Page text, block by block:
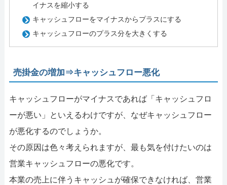
イナスを縮小する
キャッシュフローをマイナスからプラスにする
キャッシュフローのプラス分を大きくする
売掛金の増加⇒キャッシュフロー悪化
キャッシュフローがマイナスであれば「キャッシュフロ
ーが悪い」といえるわけですが、なぜキャッシュフロー
が悪化するのでしょうか。
その原因は色々考えられますが、最も気を付けたいのは
営業キャッシュフローの悪化です。
本業の売上に伴うキャッシュが確保できなければ、営業